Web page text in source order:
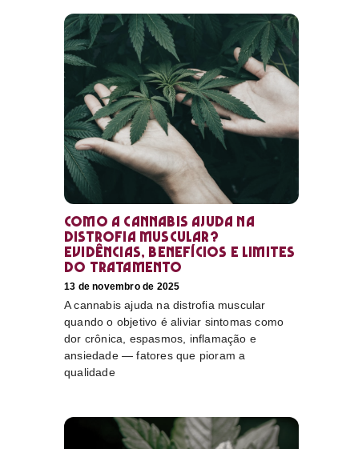
Como a cannabis ajuda na
distrofia muscular?
Evidências, benefícios e limites
do tratamento
13 de novembro de 2025
A cannabis ajuda na distrofia muscular
quando o objetivo é aliviar sintomas como
dor crônica, espasmos, inflamação e
ansiedade — fatores que pioram a
qualidade